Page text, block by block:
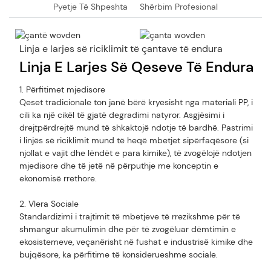
Pyetje Të Shpeshta Shërbim Profesional
Linja e larjes së riciklimit të çantave të endura
Linja E Larjes Së Qeseve Të Endura
1. Përfitimet mjedisore
Qeset tradicionale ton janë bërë kryesisht nga materiali PP, i
cili ka një cikël të gjatë degradimi natyror. Asgjësimi i
drejtpërdrejtë mund të shkaktojë ndotje të bardhë. Pastrimi
i linjës së riciklimit mund të heqë mbetjet sipërfaqësore (si
njollat ​​e vajit dhe lëndët e para kimike), të zvogëlojë ndotjen
mjedisore dhe të jetë në përputhje me konceptin e
ekonomisë rrethore.
2. Vlera Sociale
Standardizimi i trajtimit të mbetjeve të rrezikshme për të
shmangur akumulimin dhe për të zvogëluar dëmtimin e
ekosistemeve, veçanërisht në fushat e industrisë kimike dhe
bujqësore, ka përfitime të konsiderueshme sociale.